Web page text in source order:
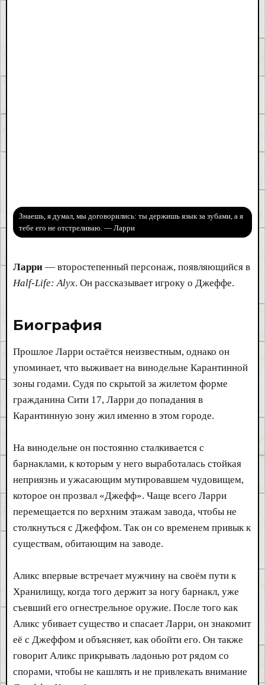
Знаешь, я думал, мы договорились: ты держишь язык за зубами, а я
тебе его не отстреливаю. — Ларри​
Ларри — второстепенный персонаж, появляющийся в
Half-Life: Alyx. Он рассказывает игроку о Джеффе.
Биография​
Прошлое Ларри остаётся неизвестным, однако он
упоминает, что выживает на винодельне Карантинной
зоны годами. Судя по скрытой за жилетом форме
гражданина Сити 17, Ларри до попадания в
Карантинную зону жил именно в этом городе.
На винодельне он постоянно сталкивается с
барнаклами, к которым у него выработалась стойкая
неприязнь и ужасающим мутировавшем чудовищем,
которое он прозвал «Джефф». Чаще всего Ларри
перемещается по верхним этажам завода, чтобы не
столкнуться с Джеффом. Так он со временем привык к
существам, обитающим на заводе.
Аликс впервые встречает мужчину на своём пути к
Хранилищу, когда того держит за ногу барнакл, уже
съевший его огнестрельное оружие. После того как
Аликс убивает существо и спасает Ларри, он знакомит
её с Джеффом и объясняет, как обойти его. Он также
говорит Аликс прикрывать ладонью рот рядом со
спорами, чтобы не кашлять и не привлекать внимание